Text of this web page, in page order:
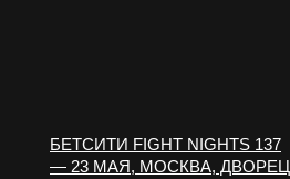
БЕТСИТИ FIGHT NIGHTS 137
— 23 МАЯ, МОСКВА, ДВОРЕЦ